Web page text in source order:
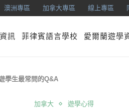
澳洲專區 加拿大專區 線上專區
訊 菲律賓語言學校 愛爾蘭遊學
學生最常問的Q&A
加拿大 遊學心得